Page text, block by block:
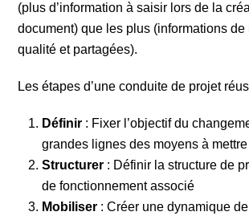
(plus d’information à saisir lors de la
document) que les plus (informations
qualité et partagées).
Les étapes d’une conduite de projet
Définir : Fixer l’objectif du
grandes lignes des moyens à
Structurer : Définir la structure de
de fonctionnement associé
Mobiliser : Créer une dynamique